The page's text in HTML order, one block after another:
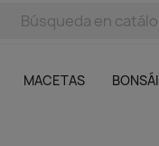
MACETAS BONSÁI